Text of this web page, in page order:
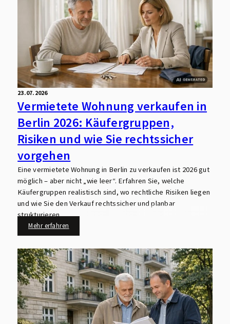
23.07.2026
Vermietete Wohnung verkaufen in
Berlin 2026: Käufergruppen,
Risiken und wie Sie rechtssicher
vorgehen
Eine vermietete Wohnung in Berlin zu verkaufen ist 2026 gut
möglich – aber nicht „wie leer“. Erfahren Sie, welche
Käufergruppen realistisch sind, wo rechtliche Risiken liegen
und wie Sie den Verkauf rechtssicher und planbar
strukturieren.
Mehr erfahren